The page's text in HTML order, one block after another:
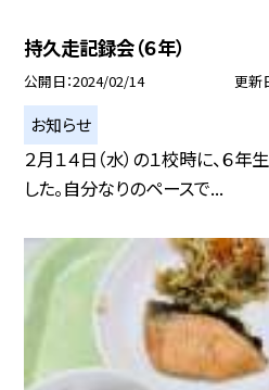
持久走記録会（６年）
公開日 2024/02/14 更新
お知らせ
２月１４日（水）の１校時に、６
した。自分なりのペースで...